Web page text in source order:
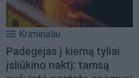
Kriminalai
Padegėjas į kiemą tyliai
įsliūkino naktį: tamsą